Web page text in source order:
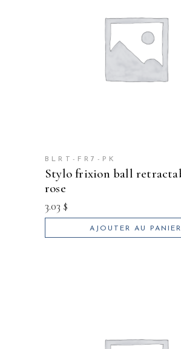
BLRT-FR7-PK
stylo frixion ball retractable 0.7
rose
3.03 $
AJOUTER AU PANIER